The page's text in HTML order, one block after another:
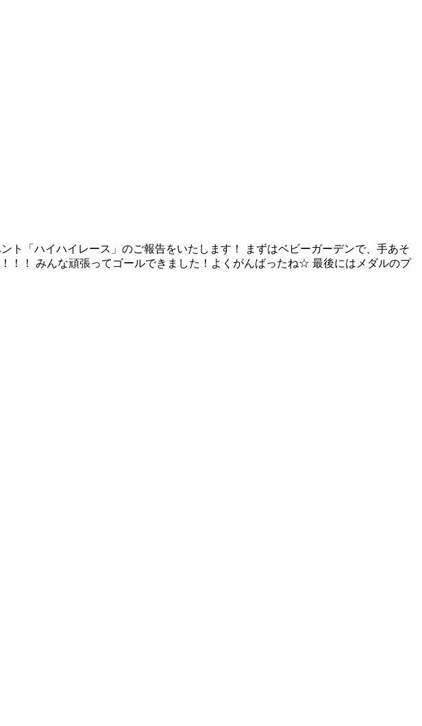
ト「ハイハイレース」のご報告をいたします！ まずはベビーガーデンで、手あそ
！！ みんな頑張ってゴールできました！よくがんばったね☆ 最後にはメダルのプ